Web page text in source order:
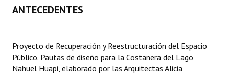
Organigrama
Informes de Gestión
ANTECEDENTES
Proyecto de Recuperación y Reestructuración del Espacio
Público. Pautas de diseño para la Costanera del Lago
Nahuel Huapi, elaborado por las Arquitectas Alicia